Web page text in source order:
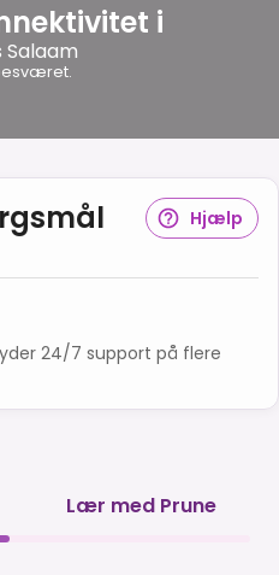
i
Salaam
Hjælp
24/7 support på flere
Lær med Prune